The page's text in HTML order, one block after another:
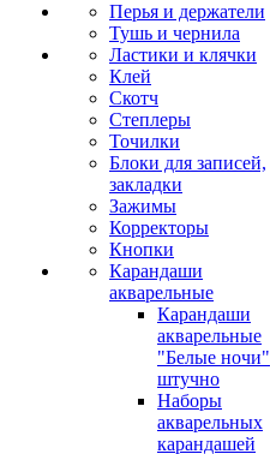
Перья и держатели
Тушь и чернила
Ластики и клячки
Клей
Скотч
Степлеры
Точилки
Блоки для записей,
закладки
Зажимы
Корректоры
Кнопки
Карандаши
акварельные
Карандаши
акварельные
"Белые ночи"
штучно
Наборы
акварельных
карандашей